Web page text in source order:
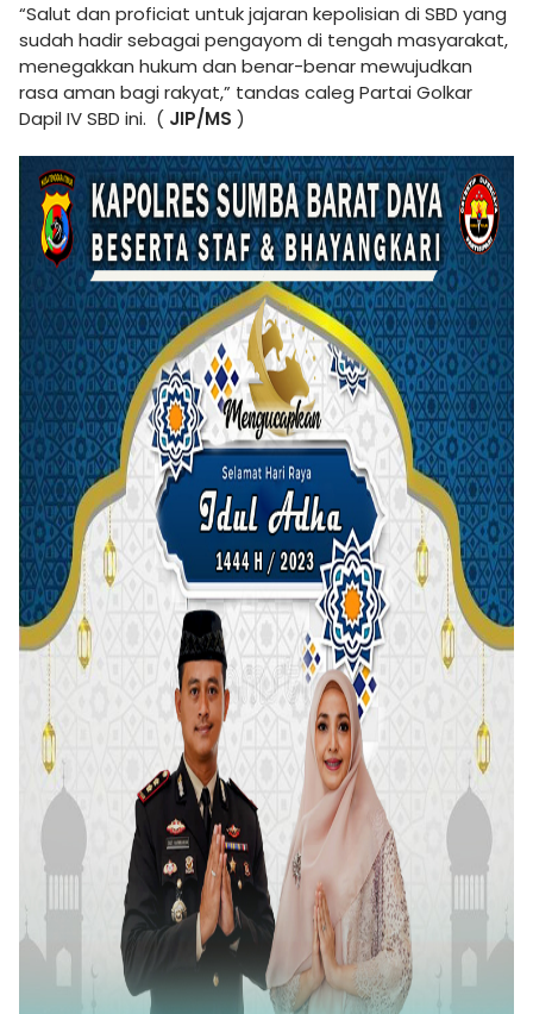
“Salut dan proficiat untuk jajaran kepolisian di SBD yang
sudah hadir sebagai pengayom di tengah masyarakat,
menegakkan hukum dan benar-benar mewujudkan
rasa aman bagi rakyat,” tandas caleg Partai Golkar
Dapil IV SBD ini. ( JIP/MS )